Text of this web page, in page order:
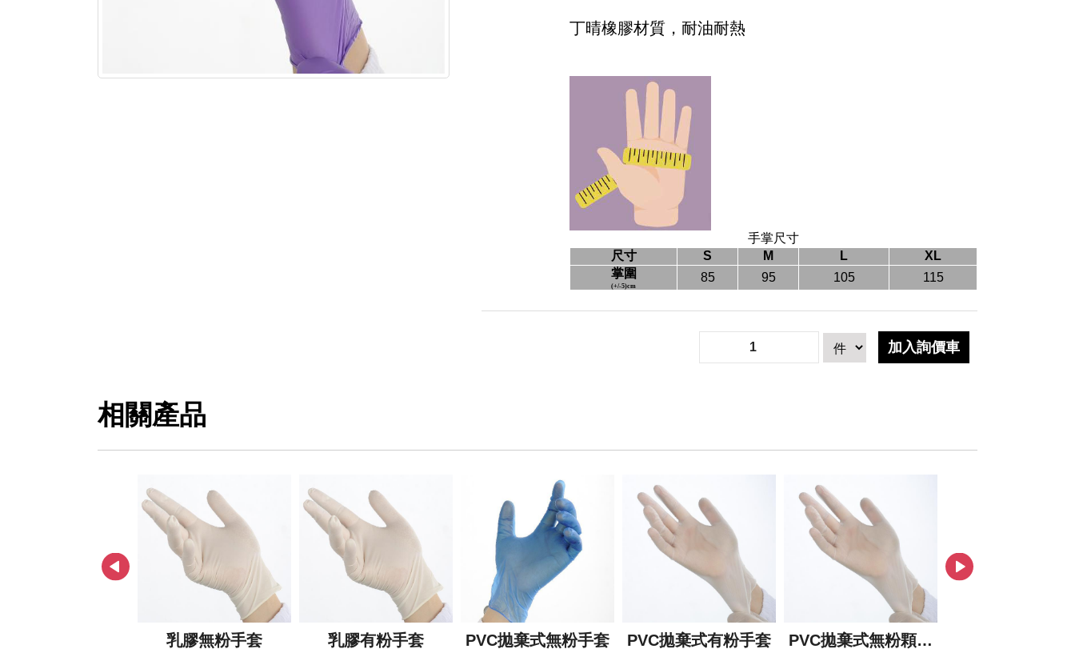
丁晴橡膠材質，耐油耐熱
手掌尺寸
尺寸
S M L
XL
掌圍
(+/-5)cm
85 95 105 115
相關產品
乳膠無粉手套 乳膠有粉手套 PVC拋棄式無粉手套 PVC拋棄式有粉手套
PVC拋棄式無粉顆粒